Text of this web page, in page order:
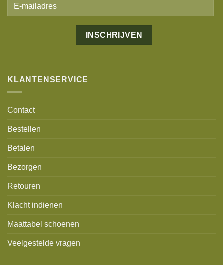
KLANTENSERVICE
Contact
Bestellen
Betalen
Bezorgen
Retouren
Klacht indienen
Maattabel schoenen
Veelgestelde vragen